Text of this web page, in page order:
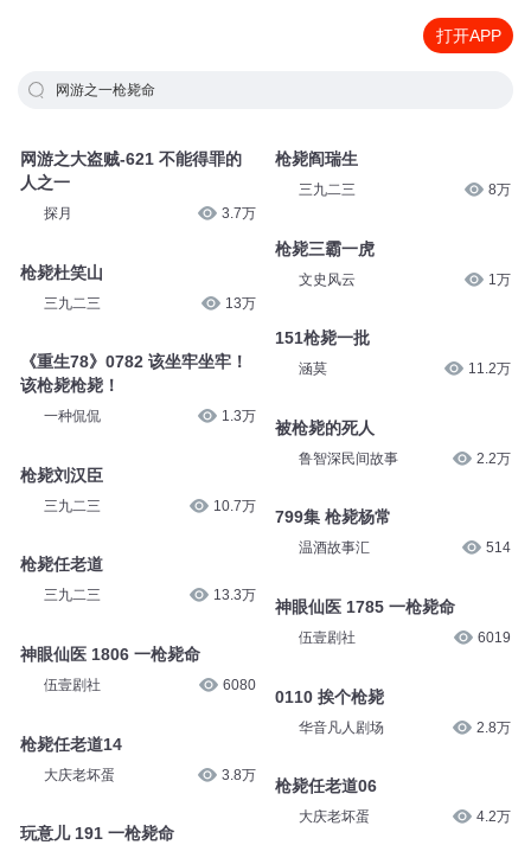
打开APP
网游之一枪毙命
网游之大盗贼-621 不能得罪的
人之一
探月 3.7万
枪毙杜笑山
三九二三 13万
《重生78》0782 该坐牢坐牢！
该枪毙枪毙！
一种侃侃 1.3万
枪毙刘汉臣
三九二三 10.7万
枪毙任老道
三九二三 13.3万
神眼仙医 1806 一枪毙命
伍壹剧社 6080
枪毙任老道14
大庆老坏蛋 3.8万
玩意儿 191 一枪毙命
枪毙阎瑞生
三九二三 8万
枪毙三霸一虎
文史风云 1万
151枪毙一批
涵莫 11.2万
被枪毙的死人
鲁智深民间故事 2.2万
799集 枪毙杨常
温酒故事汇 514
神眼仙医 1785 一枪毙命
伍壹剧社 6019
0110 挨个枪毙
华音凡人剧场 2.8万
枪毙任老道06
大庆老坏蛋 4.2万